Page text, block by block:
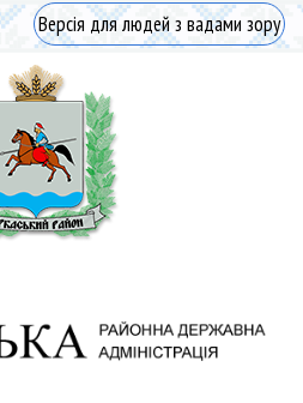
Версія для людей з вадами зору